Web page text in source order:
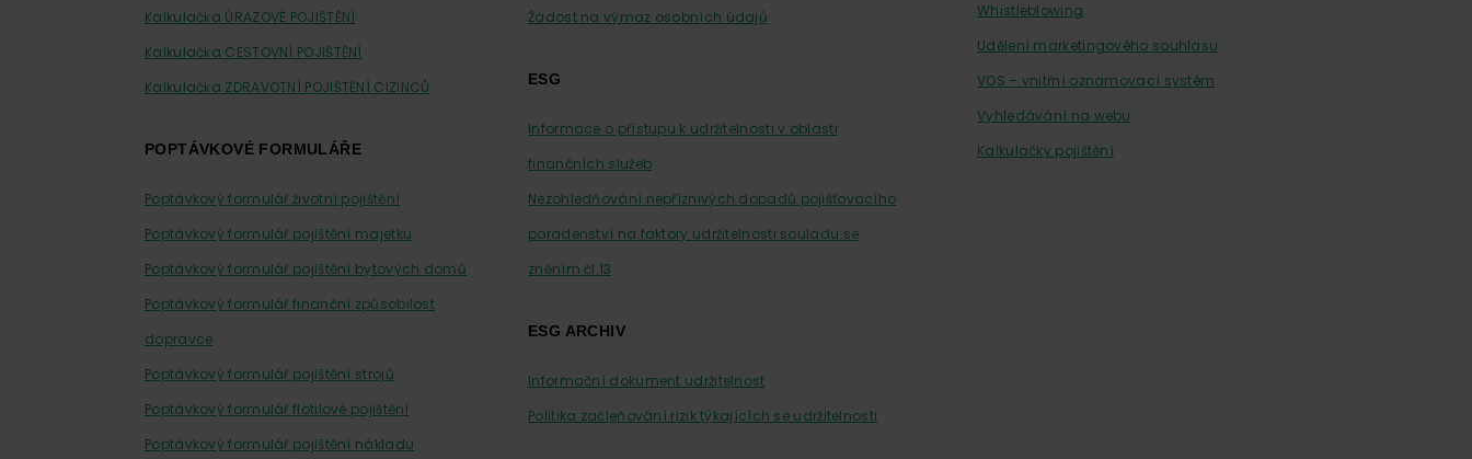
Kalkulačka ÚRAZOVÉ POJIŠTĚNÍ
Kalkulačka CESTOVNÍ POJIŠTĚNÍ
Kalkulačka ZDRAVOTNÍ POJIŠTĚNÍ CIZINCŮ
POPTÁVKOVÉ FORMULÁŘE
Poptávkový formulář životní pojištění
Poptávkový formulář pojištění majetku
Poptávkový formulář pojištění bytových domů
Poptávkový formulář finanční způsobilost
dopravce
Poptávkový formulář pojištění strojů
Poptávkový formulář flotilové pojištění
Poptávkový formulář pojištění nákladu
Žádost na výmaz osobních údajů
ESG
Informace o přístupu k udržitelnosti v oblasti
finančních služeb
Nezohledňování nepříznivých dopadů pojišťovacího
poradenství na faktory udržitelnosti souladu se
zněním čl.13
ESG ARCHIV
Informační dokument udržitelnost
Politika začleňování rizik týkajících se udržitelnosti
Whistleblowing
Udělení marketingového souhlasu
VOS – vnitřní oznamovací systém
Vyhledávání na webu
Kalkulačky pojištění